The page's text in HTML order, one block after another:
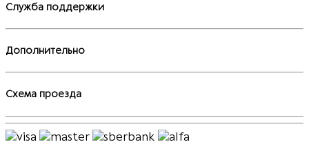
Служба поддержки
Дополнительно
Схема проезда